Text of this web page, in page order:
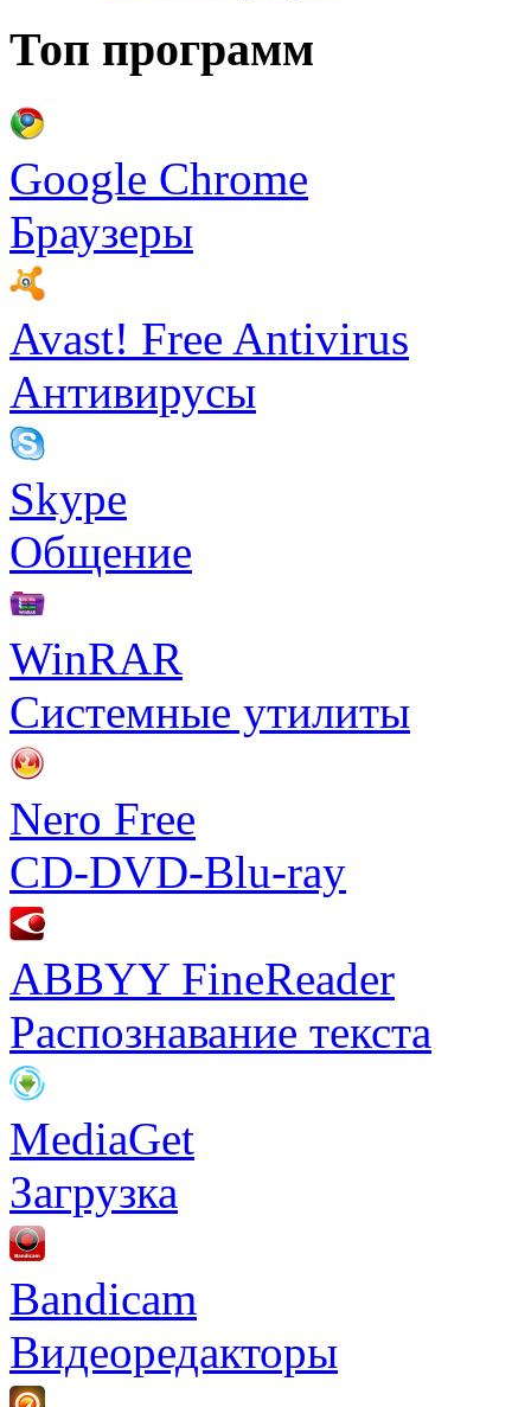
Топ программ
Google Chrome
Браузеры
Avast! Free Antivirus
Антивирусы
Skype
Общение
WinRAR
Системные утилиты
Nero Free
CD-DVD-Blu-ray
ABBYY FineReader
Распознавание текста
MediaGet
Загрузка
Bandicam
Видеоредакторы